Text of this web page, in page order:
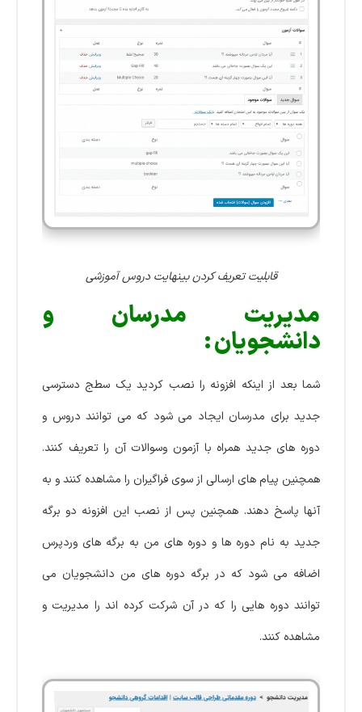
قابلیت تعریف کردن بینهایت دروس آموزشی
مدیریت مدرسان و
دانشجویان :
شما بعد از اینکه افزونه را نصب کردید یک سطج دسترسی
جدید برای مدرسان ایجاد می شود که می توانند دروس و
دوره های جدید همراه با آزمون وسوالات آن را تعریف کنند.
همچنین پیام های ارسالی از سوی فراگیران را مشاهده کنند و به
آنها پاسخ دهند. همچنین پس از نصب این افزونه دو برگه
جدید به نام دوره ها و دوره های من به برگه های وردپرس
اضافه می شود که در برگه دوره های من دانشجویان می
توانند دوره هایی را که در آن شرکت کرده اند را مدیریت و
مشاهده کنند.